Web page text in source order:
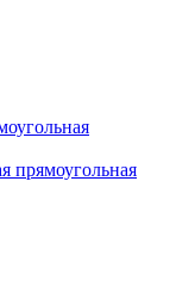
прямоугольная